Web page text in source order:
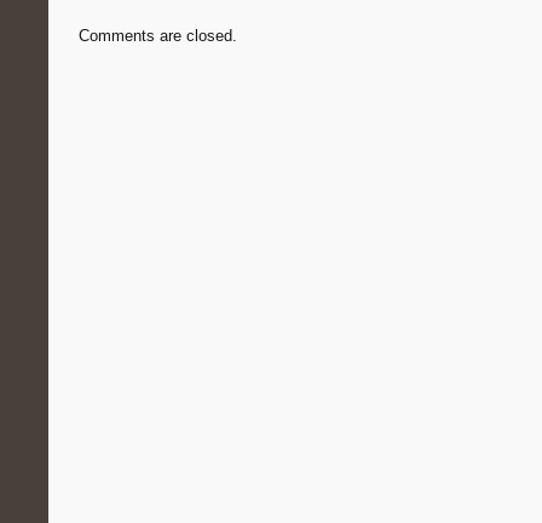
Comments are closed.